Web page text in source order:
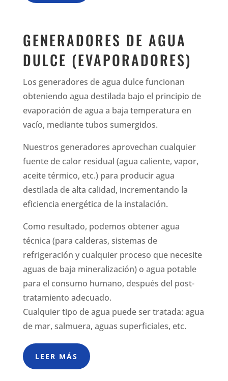
GENERADORES DE AGUA
DULCE (EVAPORADORES)
Los generadores de agua dulce funcionan
obteniendo agua destilada bajo el principio de
evaporación de agua a baja temperatura en
vacío, mediante tubos sumergidos.
Nuestros generadores aprovechan cualquier
fuente de calor residual (agua caliente, vapor,
aceite térmico, etc.) para producir agua
destilada de alta calidad, incrementando la
eficiencia energética de la instalación.
Como resultado, podemos obtener agua
técnica (para calderas, sistemas de
refrigeración y cualquier proceso que necesite
aguas de baja mineralización) o agua potable
para el consumo humano, después del post-
tratamiento adecuado.
Cualquier tipo de agua puede ser tratada: agua
de mar, salmuera, aguas superficiales, etc.
LEER MÁS